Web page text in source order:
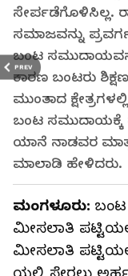
PREV
ಸೇರ್ಪಡೆಗೊಳಿಸಿಲ್ಲ.
ಸಮಾಜವನ್ನು
ಬಂಟ
ಕಾರಣ ಬಂಟರು
ಮುಂತಾದ
ಬಂಟ ಸಮುದಾಯಕ್ಕೆ
ಯಾನೆ ನಾಡವರ
ಮಾಲಾಡಿ ಹೇಳಿದರು.
ಮಂಗಳೂರು: ಬಂಟ
ಮೀಸಲಾತಿ
ಮೀಸಲಾತಿ